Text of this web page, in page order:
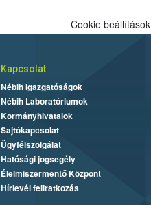
Cookie beállítások
Kapcsolat
Nébih Igazgatóságok
Nébih Laboratóriumok
Kormányhivatalok
Sajtókapcsolat
Ügyfélszolgálat
Hatósági jogsegély
Élelmiszermentő Központ
Hírlevél feliratkozás